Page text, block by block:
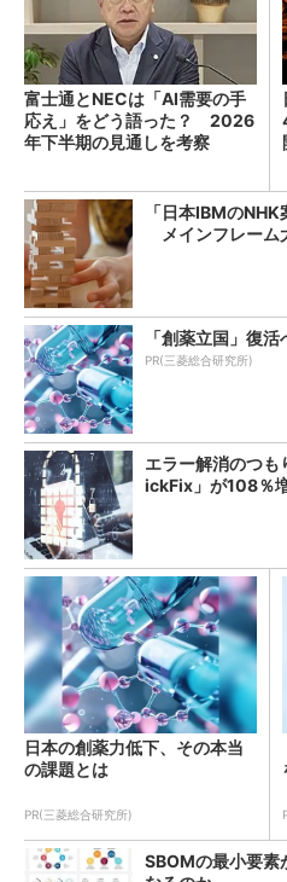
富士通とNECは「AI需要の手
応え」をどう語った？ 2026
年下半期の見通しを考察
「日本IBMの
メインフレーム
「創薬立国」復
PR(三菱総合研究所)
エラー解消のつ
ickFix」が108％
日本の創薬力低下、その本当
の課題とは
PR(三菱総合研究所)
SBOMの最小要